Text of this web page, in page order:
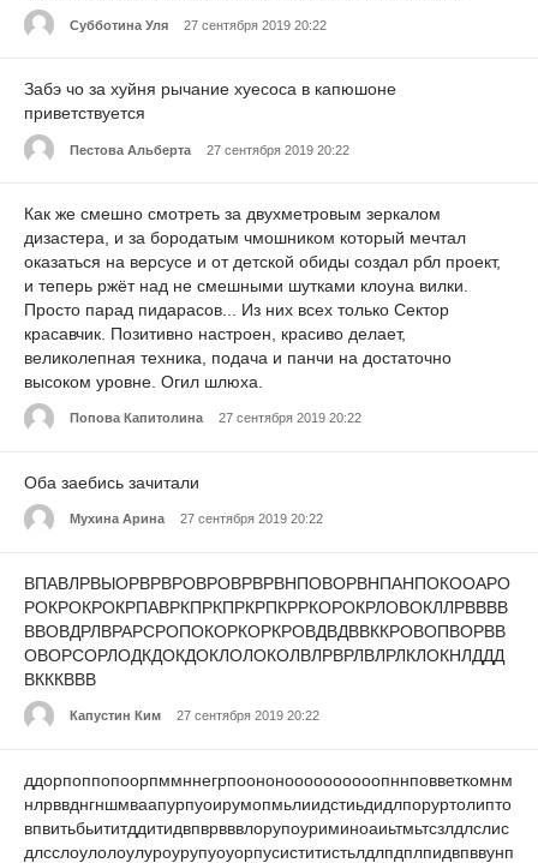
Субботина Уля 27 сентября 2019 20:22
Забэ чо за хуйня рычание хуесоса в капюшоне
приветствуется
Пестова Альберта 27 сентября 2019 20:22
Как же смешно смотреть за двухметровым зеркалом
дизастера, и за бородатым чмошником который мечтал
оказаться на версусе и от детской обиды создал рбл проект,
и теперь ржёт над не смешными шутками клоуна вилки.
Просто парад пидарасов... Из них всех только Сектор
красавчик. Позитивно настроен, красиво делает,
великолепная техника, подача и панчи на достаточно
высоком уровне. Огил шлюха.
Попова Капитолина 27 сентября 2019 20:22
Оба заебись зачитали
Мухина Арина 27 сентября 2019 20:22
ВПАВЛРВЫОРВРВРОВРОВРВРВНПОВОРВНПАНПОКООАРО
РОКРОКРОКРПАВРКПРКПРКРПКРРКОРОКРЛОВОКЛЛРВВВВ
ВВОВДРЛВРАРСРОПОКОРКОРКРОВДВДВВККРОВОПВОРВВ
ОВОРСОРЛОДКДОКДОКЛОЛОКОЛВЛРВРЛВЛРЛКЛОКНЛДДД
ВКККВВВ
Капустин Ким 27 сентября 2019 20:22
ддорпоппопоорпммннегрпоононоооооооооопннповветкомнм
нлрввднгншмваапурпуоирумопмьлиидстиьдидлпоруртолипто
впвитьбьититддитидвпврвввлорупоуриминоаиьтмьтсзлдлслис
длсслоулолоулуроурупуоуорпусиститистьлдлпдплпидвпввунп